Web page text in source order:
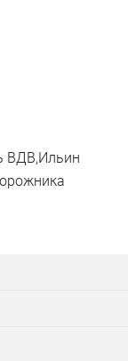
ВДВ,Ильин
устроили